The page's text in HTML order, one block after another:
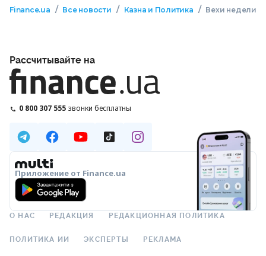
Finance.ua / Все новости / Казна и Политика / Вехи недели
Рассчитывайте на
0 800 307 555 звонки бесплатны
Приложение от Finance.ua
О НАС РЕДАКЦИЯ РЕДАКЦИОННАЯ ПОЛИТИКА
ПОЛИТИКА ИИ ЭКСПЕРТЫ РЕКЛАМА